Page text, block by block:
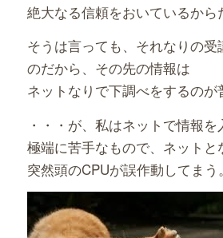
絶大なる信頼をおいているから
そうは言っても、それなりの受
のだから、その先の情報は
ネットなりで下調べをするのが
・・・が、私はネットで情報
極端に苦手なもので、ネットと
突然頭のCPUが誤作動してまう。